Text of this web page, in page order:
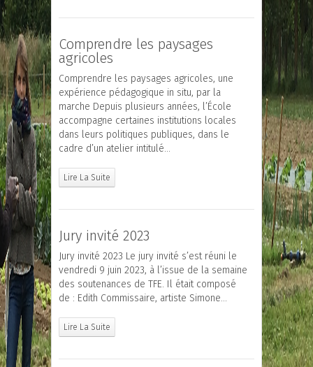
Comprendre les paysages
agricoles
Comprendre les paysages agricoles, une
expérience pédagogique in situ, par la
marche Depuis plusieurs années, l’École
accompagne certaines institutions locales
dans leurs politiques publiques, dans le
cadre d’un atelier intitulé…
Lire La Suite
Jury invité 2023
Jury invité 2023 Le jury invité s’est réuni le
vendredi 9 juin 2023, à l’issue de la semaine
des soutenances de TFE. Il était composé
de : Edith Commissaire, artiste Simone…
Lire La Suite